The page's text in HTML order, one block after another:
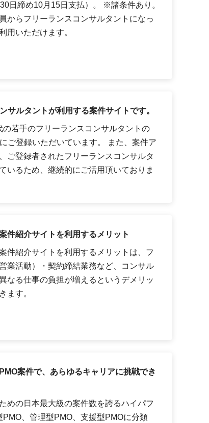
日締め10月15日支払）。 ※諸条件あり。
からフリーランスコンサルタントになっ
用いただけます。
サルタントが利用する案件サイトです。
若手のフリーランスコンサルタントの
ご登録いただいています。 また、案件ア
ご登録者されたフリーランスコンサルタ
いるため、継続的にご活用頂いておりま
件紹介サイトを利用するメリット
件紹介サイトを利用するメリットは、フ
業活動）・契約締結業務など、コンサル
なる仕事の負担が増えるというデメリッ
ます。
案件で、あらゆるキャリアに挑戦でき
めの日本最大級の案件数を誇るハイパフ
、管理型PMO、支援型PMOに分類